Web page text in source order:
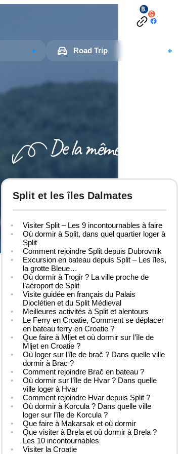
Road Trip
Split et les îles Dalmates
Visiter Split – Les 9 incontournables à faire
Où dormir à Split, dans quel quartier loger à
Split
Comment rejoindre Split depuis Dubrovnik
Excursion en bateau depuis Split – Les îles,
la grotte Bleue…
Où dormir à Trogir ? La ville proche de
l’aéroport de Split
Visite guidée en français du Palais
Dioclétien et du Split Médieval
Meilleures activités à Split et alentours
Le Ferry en Croatie, Comment se déplacer
en bateau ferry en Croatie ?
Que faire à Mljet et où dormir sur l’île de
Mljet en Croatie ?
Où loger sur l’île de brač ? Dans quelle ville
dormir à Brac ?
Comment rejoindre Brač en bateau ?
Où dormir sur l’île de Hvar ? Dans quelle
ville loger à Hvar
Comment rejoindre Hvar depuis Split ?
Où dormir à Korcula ? Dans quelle ville
loger sur l’île de Korcula ?
Que faire à Makarsak et où dormir
Que visiter à Brela et où dormir à Brela ?
Les 10 incontournables
Visiter la Croatie